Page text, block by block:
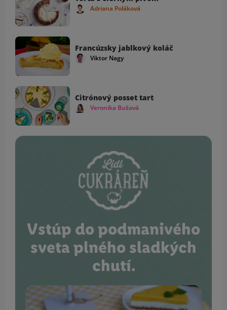
Adriana Poláková
Francúzsky jablkový koláč
Viktor Nagy
Citrónový posset tart
Veronika Bušová
Vstúp do podmanivého
sveta plného sladkých
chutí.